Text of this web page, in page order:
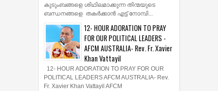
കുടുംബങ്ങളെ ശിഥിലമാക്കുന്ന തിന്മയുടെ
ബന്ധനങ്ങളെ തകർക്കാൻ എട്ട് നോമ്പി...
12- HOUR ADORATION TO PRAY
FOR OUR POLITICAL LEADERS -
AFCM AUSTRALIA- Rev. Fr. Xavier
Khan Vattayil
12- HOUR ADORATION TO PRAY FOR OUR
POLITICAL LEADERS AFCM AUSTRALIA- Rev.
Fr. Xavier Khan Vattayil AFCM